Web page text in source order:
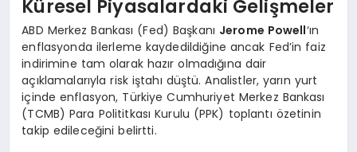
Küresel Piyasalardaki Gelişmeler
ABD Merkez Bankası (Fed) Başkanı Jerome Powell‘ın
enflasyonda ilerleme kaydedildiğine ancak Fed’in faiz
indirimine tam olarak hazır olmadığına dair
açıklamalarıyla risk iştahı düştü. Analistler, yarın yurt
içinde enflasyon, Türkiye Cumhuriyet Merkez Bankası
(TCMB) Para Polititkası Kurulu (PPK) toplantı özetinin
takip edileceğini belirtti.